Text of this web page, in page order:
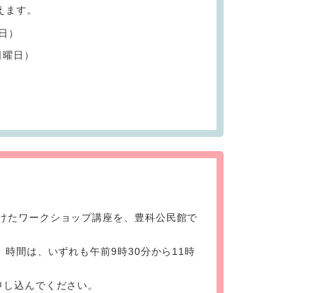
す。
）
日）
たワークショップ講座を、豊科公民館で
間は、いずれも午前9時30分から11時
込んでください。